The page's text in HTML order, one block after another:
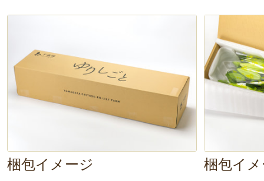
す。生ける際に水に混ぜると、1週
2〜3日
てください。
到着してすぐに、教えていただい
ました。すると、盆の入りに合わ
ましたよ～！仏壇が見えなくなる
で、迫力がありますね！きっとご
梱包イメージ 梱包イ